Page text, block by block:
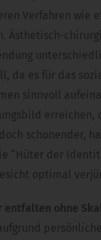
Verfahren wie
Ästhetisch-
da es für das
sinnvoll
schonender,
“Hüter der
optimal
entfalten ohne